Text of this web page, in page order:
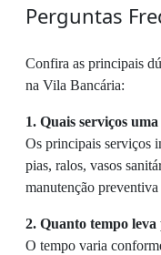
Perguntas
Confira as principais
na Vila Bancária:
1. Quais serviços
Os principais serviços
pias, ralos, vasos
manutenção
2. Quanto tempo
O tempo varia